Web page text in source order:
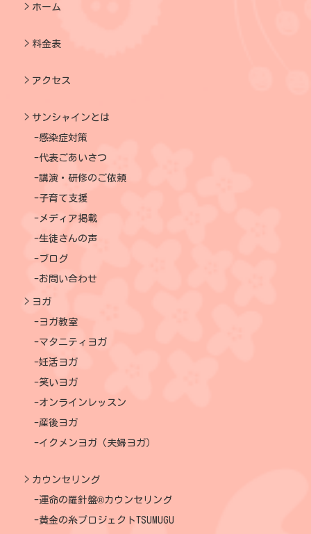
ホーム
料金表
アクセス
サンシャインとは
感染症対策
代表ごあいさつ
講演・研修のご依頼
子育て支援
メディア掲載
生徒さんの声
ブログ
お問い合わせ
ヨガ
ヨガ教室
マタニティヨガ
妊活ヨガ
笑いヨガ
オンラインレッスン
産後ヨガ
イクメンヨガ（夫婦ヨガ）
カウンセリング
運命の羅針盤®カウンセリング
黄金の糸プロジェクトTSUMUGU